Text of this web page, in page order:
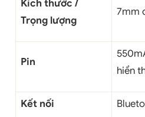
Kích thước /
Trọng lượng
7mm
Pin
hiển
Kết nối